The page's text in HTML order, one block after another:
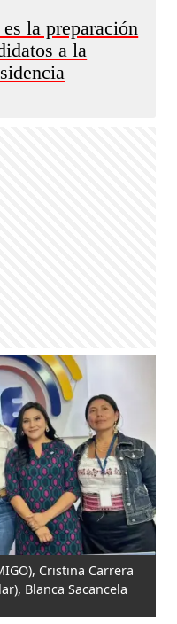
la preparación
a la
Cristina Carrera
Blanca Sacancela